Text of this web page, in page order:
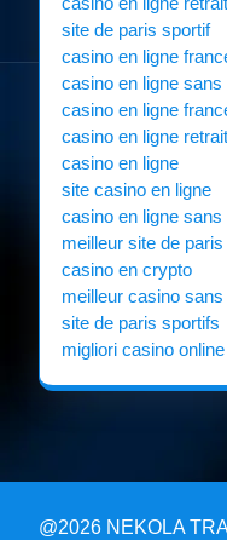
site de paris sportif
casino en ligne
casino en ligne sans
casino en ligne
casino en ligne
casino en ligne
site casino en ligne
casino en ligne
meilleur site de
casino en crypto
meilleur casino
site de paris sportifs
migliori casino online
@2026 NEKOLA